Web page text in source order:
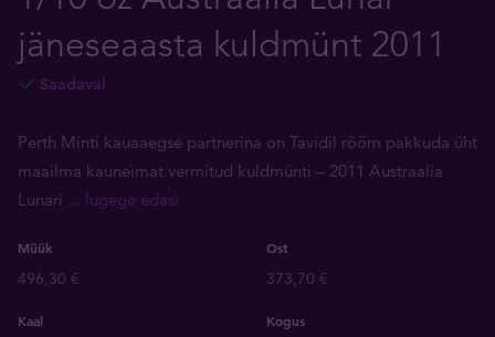
jäneseaasta kuldmünt 2011
Saadaval
Perth Minti kauaaegse partnerina on Tavidil rõõm pakkuda üht
maailma kauneimat vermitud kuldmünti ­– 2011 Austraalia
Lunari ... lugege edasi
Müük Ost
496,30 € 373,70 €
Kaal Kogus